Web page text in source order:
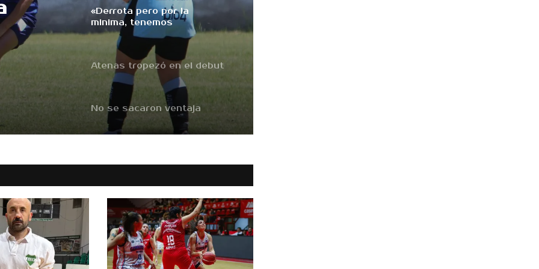
Atenas tropezó en el debut
No se sacaron ventaja
En su cancha hoy propone
iniciar el camino al ascenso
Hoy juega Urú Curé
«Derrota pero por la
minima, tenemos
esperanzas»
Atenas tropezó en el debut